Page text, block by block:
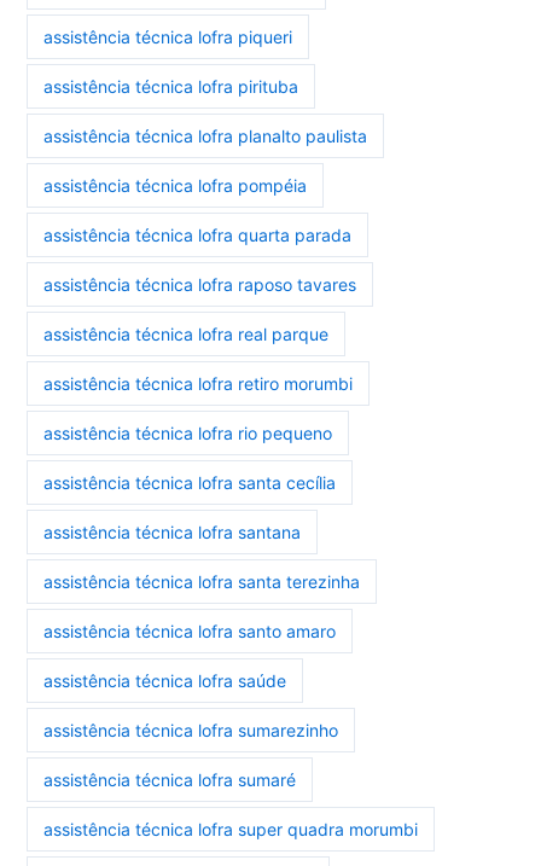
assistência técnica lofra piqueri
assistência técnica lofra pirituba
assistência técnica lofra planalto paulista
assistência técnica lofra pompéia
assistência técnica lofra quarta parada
assistência técnica lofra raposo tavares
assistência técnica lofra real parque
assistência técnica lofra retiro morumbi
assistência técnica lofra rio pequeno
assistência técnica lofra santa cecília
assistência técnica lofra santana
assistência técnica lofra santa terezinha
assistência técnica lofra santo amaro
assistência técnica lofra saúde
assistência técnica lofra sumarezinho
assistência técnica lofra sumaré
assistência técnica lofra super quadra morumbi